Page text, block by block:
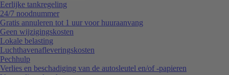
Eerlijke tankregeling
24/7 noodnummer
Gratis annuleren tot 1 uur voor huuraanvang
Geen wijzigingskosten
Lokale belasting
Luchthavenafleveringskosten
Pechhulp
Verlies en beschadiging van de autosleutel en/of -papieren